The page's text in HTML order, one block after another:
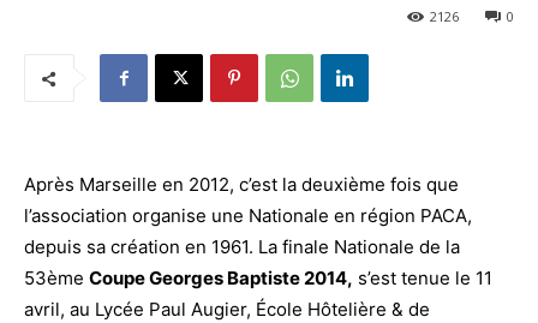
0
2126
Après Marseille en 2012, c’est la deuxième fois que
l’association organise une Nationale en région PACA,
depuis sa création en 1961. La finale Nationale de la
53ème Coupe Georges Baptiste 2014, s’est tenue le 11
avril, au Lycée Paul Augier, École Hôtelière & de